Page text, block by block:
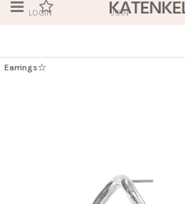
LOGIN JOIN
Earrings☆